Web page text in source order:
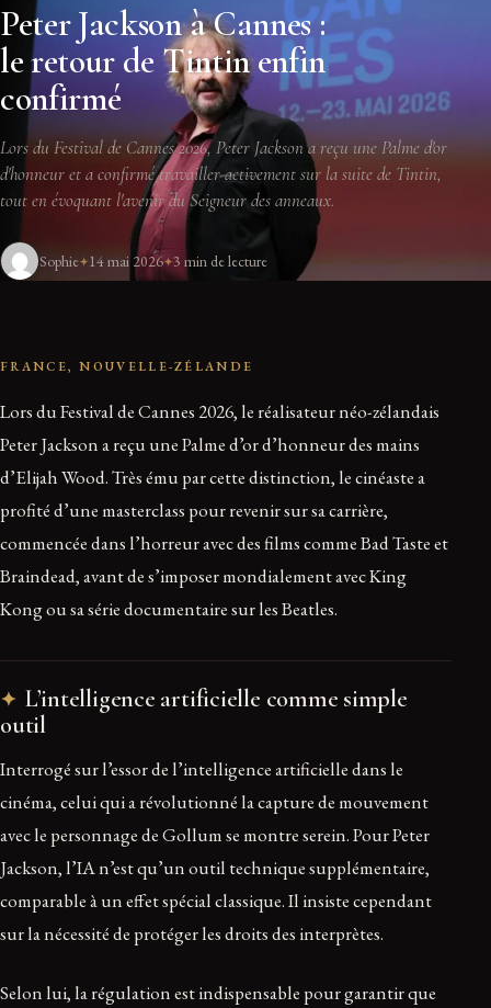
Peter Jackson à Cannes :
le retour de Tintin enfin
confirmé
Lors du Festival de Cannes 2026, Peter Jackson a reçu une Palme d'or
d'honneur et a confirmé travailler activement sur la suite de Tintin,
tout en évoquant l'avenir du Seigneur des anneaux.
Sophie 14 mai 2026 3 min de lecture
FRANCE, NOUVELLE-ZÉLANDE
Lors du Festival de Cannes 2026, le réalisateur néo-zélandais
Peter Jackson a reçu une Palme d’or d’honneur des mains
d’Elijah Wood. Très ému par cette distinction, le cinéaste a
profité d’une masterclass pour revenir sur sa carrière,
commencée dans l’horreur avec des films comme Bad Taste et
Braindead, avant de s’imposer mondialement avec King
Kong ou sa série documentaire sur les Beatles.
L’intelligence artificielle comme simple
outil
Interrogé sur l’essor de l’intelligence artificielle dans le
cinéma, celui qui a révolutionné la capture de mouvement
avec le personnage de Gollum se montre serein. Pour Peter
Jackson, l’IA n’est qu’un outil technique supplémentaire,
comparable à un effet spécial classique. Il insiste cependant
sur la nécessité de protéger les droits des interprètes.
Selon lui, la régulation est indispensable pour garantir que